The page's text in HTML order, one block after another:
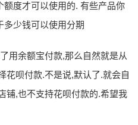
度才可以使用的. 有些产品你
多少钱可以使用分期
用余额宝付款,那么自然就是从
花呗付款.不是说,默认了.就会自
铺,也不支持花呗付款的.希望我